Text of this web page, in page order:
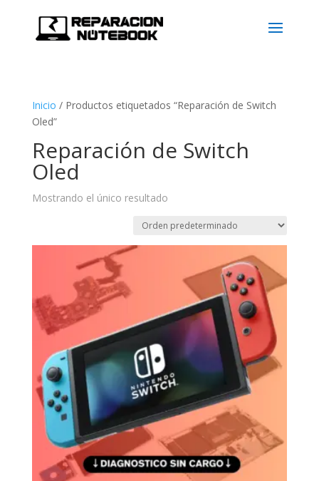
Inicio / Productos etiquetados “Reparación de Switch
Oled”
Reparación de Switch
Oled
Mostrando el único resultado